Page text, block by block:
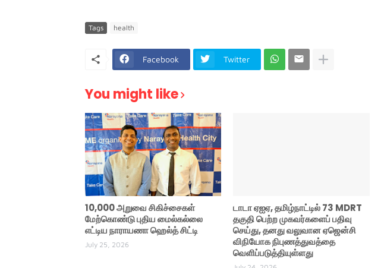
Tags health
Facebook Twitter
You might like
10,000 அறுவை சிகிச்சைகள்
மேற்கொண்டு புதிய மைல்கல்லை
எட்டிய நாராயணா ஹெல்த் சிட்டி
July 25, 2026
டாடா ஏஐஏ, தமிழ்நாட்டில் 73 MDRT
தகுதி பெற்ற முகவர்களைப் பதிவு
செய்து, தனது வலுவான ஏஜென்சி
விநியோக நிபுணத்துவத்தை
வெளிப்படுத்தியுள்ளது